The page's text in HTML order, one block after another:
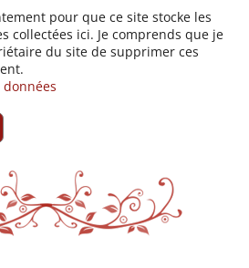
pour que ce site stocke les
collectées ici. Je comprends que je
du site de supprimer ces